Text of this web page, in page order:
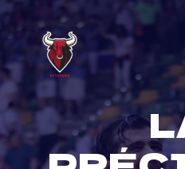
Skip
content